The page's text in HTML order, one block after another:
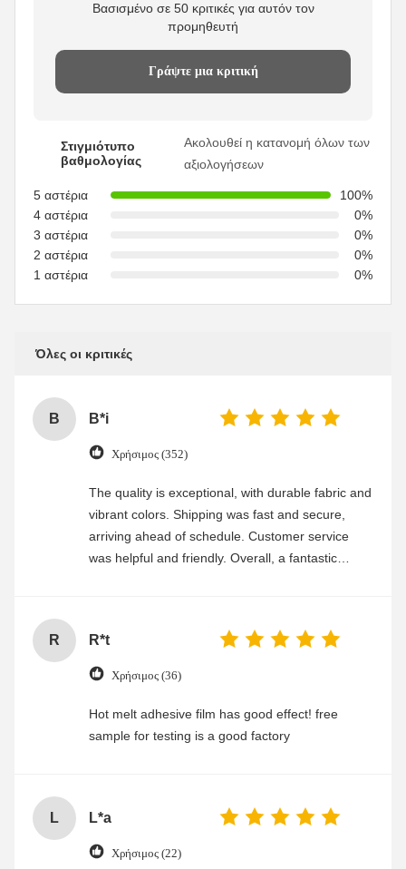
Βασισμένο σε 50 κριτικές για αυτόν τον
προμηθευτή
Γράψτε μια κριτική
Στιγμιότυπο
βαθμολογίας
Ακολουθεί η κατανομή όλων των
αξιολογήσεων
5 αστέρια
100%
4 αστέρια
0%
3 αστέρια
0%
2 αστέρια
0%
1 αστέρια
0%
Όλες οι κριτικές
B B*i
Χρήσιμος (352)
The quality is exceptional, with durable fabric and
vibrant colors. Shipping was fast and secure,
arriving ahead of schedule. Customer service
was helpful and friendly. Overall, a fantastic
R R*t
Χρήσιμος (36)
Hot melt adhesive film has good effect! free
sample for testing is a good factory
L L*a
Χρήσιμος (22)